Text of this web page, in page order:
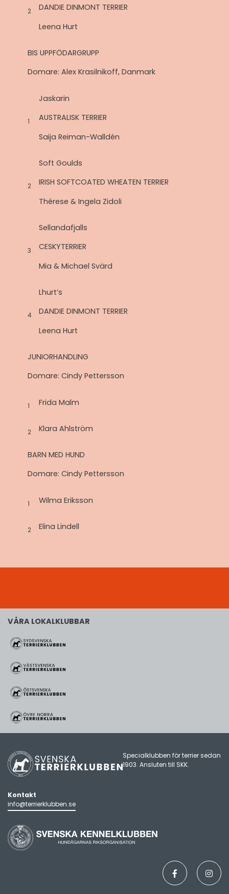
2
DANDIE DINMONT TERRIER
Leena Hurt
BIS UPPFÖDARGRUPP
Domare: Alex Krasilnikoff, Danmark
1
Jaskarin
AUSTRALISK TERRIER
Saija Reiman-Walldén
2
Soft Goulds
IRISH SOFTCOATED WHEATEN TERRIER
Thérese & Ingela Zidoli
3
Sellandafjalls
CESKYTERRIER
Mia & Michael Svärd
4
Lhurt’s
DANDIE DINMONT TERRIER
Leena Hurt
JUNIORHANDLING
Domare: Cindy Pettersson
1 Frida Malm
2 Klara Ahlström
BARN MED HUND
Domare: Cindy Pettersson
1 Wilma Eriksson
2 Elina Lindell
VÅRA LOKALKLUBBAR
Specialklubben för terrier sedan
1903. Ansluten till SKK.
Kontakt
info@terrierklubben.se